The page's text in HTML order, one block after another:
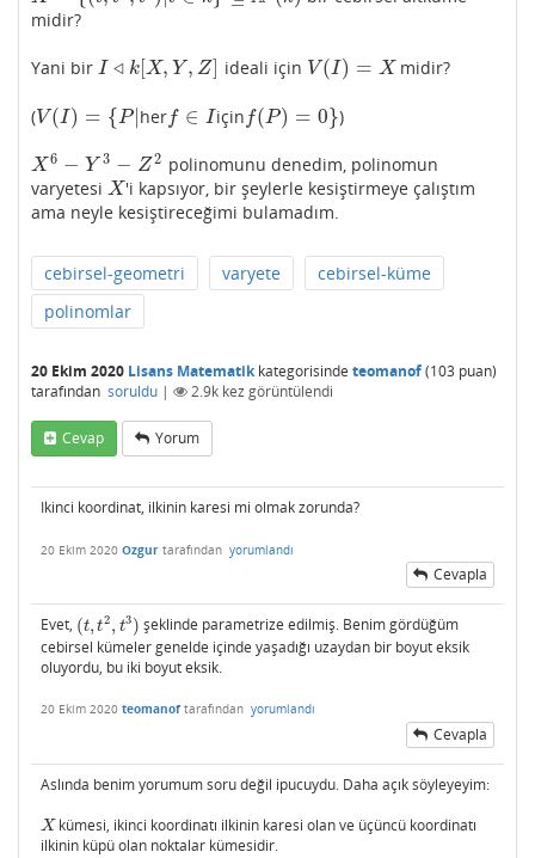
midir?
Yani bir I ◃ k[X, Y , Z]
I◃ k[ X,Y,Z] ideali için V (I) = X
V(I)= X midir?
(V (I) = {P|
V(I)={P | herf ∈ I
f∈I için f(P) = 0}
f(P)=0 )
X 6 − Y 3 − Z 2
X6− Y3 −Z2
polinomunu denedim, polinomun
varyetesi X
X 'i kapsıyor, bir şeylerle kesiştirmeye çalıştım
ama neyle kesiştireceğimi bulamadım.
cebirsel-geometri varyete
cebirsel-küme
polinomlar
20 Ekim 2020 Lisans Matematikkategorisinde teomanof(103 puan)
tarafından soruldu | 2.9k kez görüntülendi
Cevap Yorum
Ikinci koordinat, ilkinin karesi mi olmak zorunda?
20 Ekim 2020 Ozgur tarafından yorumlandı
Cevapla
Evet, (t, t2, t3)
(t,t2,t3 )
şeklinde parametrize edilmiş. Benim gördüğüm
cebirsel kümeler genelde içinde yaşadığı uzaydan bir boyut eksik
oluyordu, bu iki boyut eksik.
20 Ekim 2020 teomanof tarafından yorumlandı
Cevapla
Aslında benim yorumum soru değil ipucuydu. Daha açık söyleyeyim:
X
X kümesi, ikinci koordinatı ilkinin karesi olan ve üçüncü koordinatı
ilkinin küpü olan noktalar kümesidir.